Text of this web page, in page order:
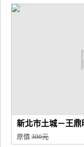
新北市土城－王
原價300元